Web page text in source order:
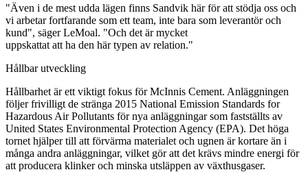
"Även i de mest udda lägen finns Sandvik här för att stödja oss och
vi arbetar fortfarande som ett team, inte bara som leverantör och
kund", säger LeMoal. "Och det är mycket
uppskattat att ha den här typen av relation."
Hållbar utveckling
Hållbarhet är ett viktigt fokus för McInnis Cement. Anläggningen
följer frivilligt de stränga 2015 National Emission Standards for
Hazardous Air Pollutants för nya anläggningar som fastställts av
United States Environmental Protection Agency (EPA). Det höga
tornet hjälper till att förvärma materialet och ugnen är kortare än i
många andra anläggningar, vilket gör att det krävs mindre energi för
att producera klinker och minska utsläppen av växthusgaser.